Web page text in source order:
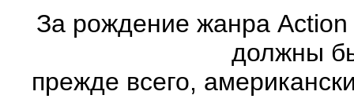
За рождение жанра
должны
прежде всего,